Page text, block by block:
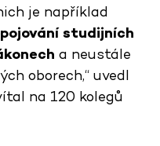
je například
studijních
a neustále
oborech,“ uvedl
na 120 kolegů